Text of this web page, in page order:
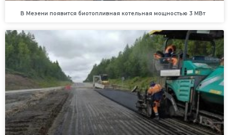
В Мезени появится биотопливная котельная мощностью 3 МВт